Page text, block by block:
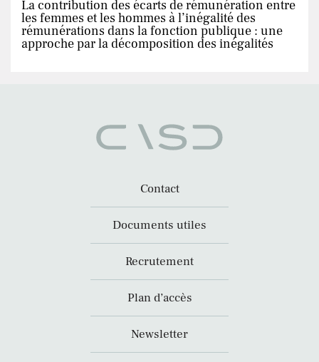
La contribution des écarts de rémunération entre
les femmes et les hommes à l’inégalité des
rémunérations dans la fonction publique : une
approche par la décomposition des inégalités
Contact
Documents utiles
Recrutement
Plan d’accès
Newsletter